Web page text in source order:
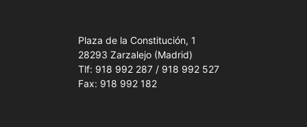
Plaza de la Constitución, 1
28293 Zarzalejo (Madrid)
Tlf: 918 992 287 / 918 992 527
Fax: 918 992 182